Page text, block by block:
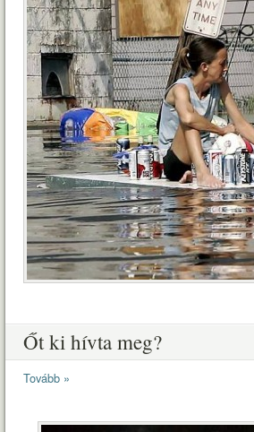
Őt ki hívta meg?
Tovább »